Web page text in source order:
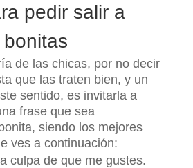
pedir salir a
de las chicas, por no decir
que las traten bien, y un
sentido, es invitarla a
frase que sea
siendo los mejores
ves a continuación:
culpa de que me gustes.